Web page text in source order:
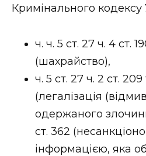
Кримінального кодексу
ч. ч. 5 ст. 27 ч. 4 ст.
(шахрайство),
ч. 5 ст. 27 ч. 2 ст. 209
(легалізація
одержаного
ст. 362
інформацією, яка